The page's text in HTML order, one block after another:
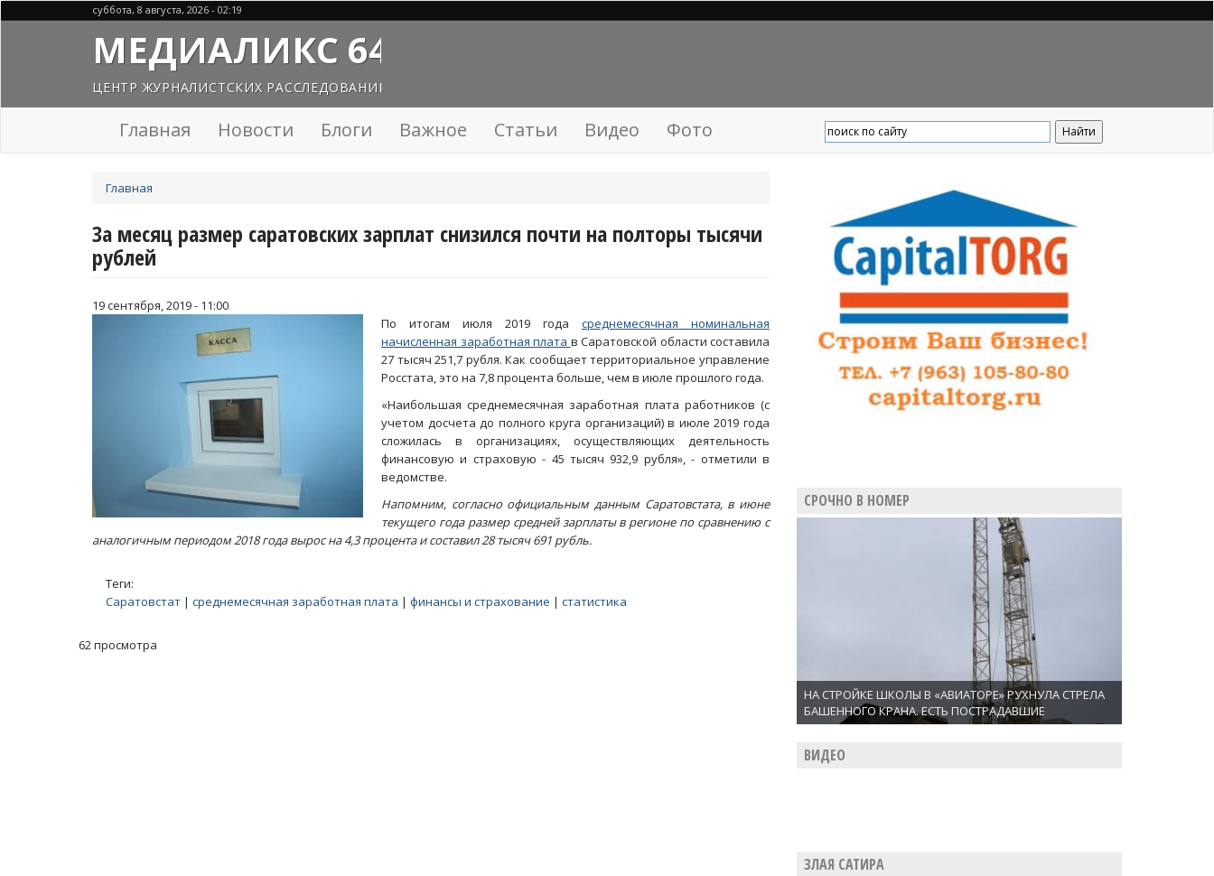
суббота, 8 августа, 2026 - 02:19
МЕДИАЛИКС 64
ЦЕНТР ЖУРНАЛИСТСКИХ РАССЛЕДОВАНИЙ
Главная Новости Блоги Важное Статьи Видео Фото
здесь
Главная
За месяц размер саратовских зарплат снизился почти на полторы тысячи
рублей
19 сентября, 2019 - 11:00
По итогам июля 2019 года среднемесячная номинальная
начисленная заработная плата в Саратовской области составила
27 тысяч 251,7 рубля. Как сообщает территориальное управление
Росстата, это на 7,8 процента больше, чем в июле прошлого года.
«Наибольшая среднемесячная заработная плата работников (с
учетом досчета до полного круга организаций) в июле 2019 года
сложилась в организациях, осуществляющих деятельность
финансовую и страховую - 45 тысяч 932,9 рубля», - отметили в
ведомстве.
Напомним, согласно официальным данным Саратовстата, в июне
текущего года размер средней зарплаты в регионе по сравнению с
аналогичным периодом 2018 года вырос на 4,3 процента и составил 28 тысяч 691 рубль.
Теги:
Саратовстат | среднемесячная заработная плата | финансы и страхование | статистика
62 просмотра
СРОЧНО В НОМЕР
НА СТРОЙКЕ ШКОЛЫ В «АВИАТОРЕ» РУХНУЛА СТРЕЛА
БАШЕННОГО КРАНА. ЕСТЬ ПОСТРАДАВШИЕ
ВИДЕО
ЗЛАЯ САТИРА